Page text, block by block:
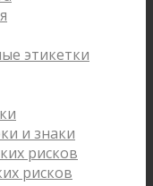
этикетки
и знаки
рисков
рисков